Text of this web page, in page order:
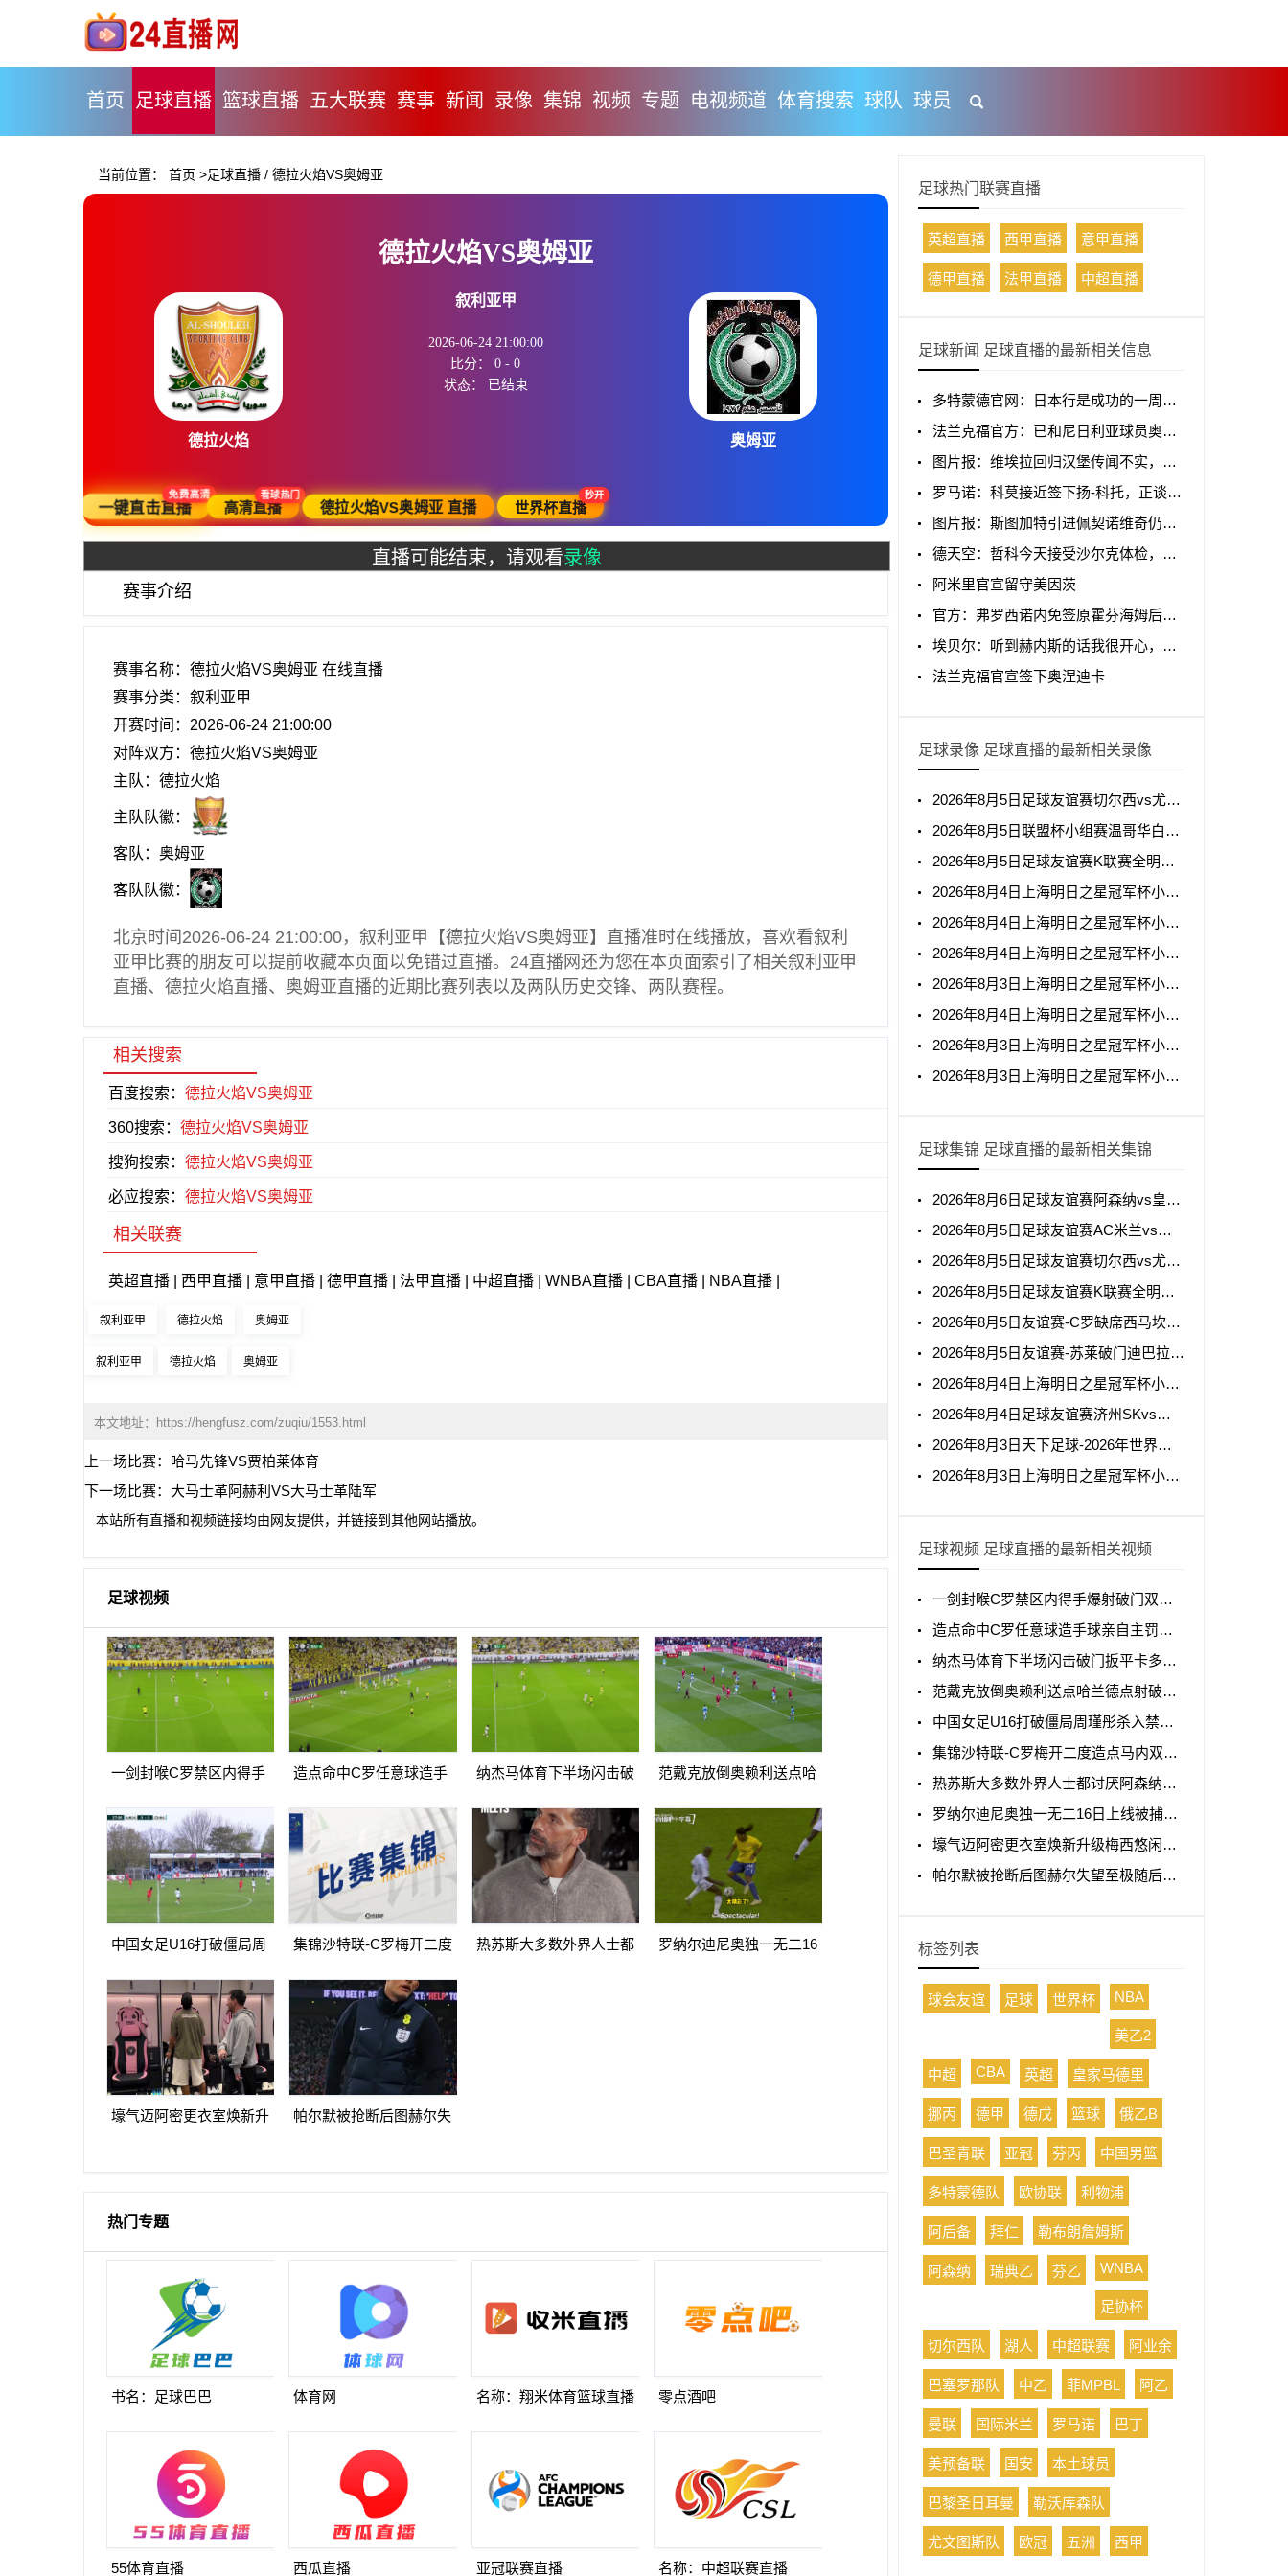
首页 足球直播 篮球直播 五大联赛 赛事 新闻 录像 集锦 视频 专题 电视频道 体育搜索 球队 球员
当前位置：首页 >足球直播 /德拉火焰VS奥姆亚
德拉火焰VS奥姆亚
德拉火焰
叙利亚甲
2026-06-24 21:00:00
比分：0 -0
状态： 已结束
奥姆亚
一键直击直播
免费高清
高清直播
看球热门
德拉火焰VS奥姆亚 直播 世界杯直播
秒开
直播可能结束，请观看录像
赛事介绍
赛事名称：德拉火焰VS奥姆亚 在线直播
赛事分类： 叙利亚甲
开赛时间：2026-06-24 21:00:00
对阵双方：德拉火焰VS奥姆亚
主队：德拉火焰
主队队徽：
客队：奥姆亚
客队队徽：
北京时间2026-06-24 21:00:00， 叙利亚甲 【德拉火焰VS奥姆亚】直播准时在线播放，喜欢看叙利
亚甲 比赛的朋友可以提前收藏本页面以免错过直播。24直播网还为您在本页面索引了相关叙利亚甲
直播、德拉火焰直播、奥姆亚直播的近期比赛列表以及两队历史交锋、两队赛程。
相关搜索
百度搜索： 德拉火焰VS奥姆亚
360搜索： 德拉火焰VS奥姆亚
搜狗搜索： 德拉火焰VS奥姆亚
必应搜索： 德拉火焰VS奥姆亚
相关联赛
英超直播 西甲直播 意甲直播 德甲直播 法甲直播 中超直播 WNBA直播 CBA直播 NBA直播
叙利亚甲 德拉火焰 奥姆亚
叙利亚甲 德拉火焰 奥姆亚
本文地址： https://hengfusz.com/zuqiu/1553.html
上一场比赛： 哈马先锋VS贾柏莱体育
下一场比赛： 大马士革阿赫利VS大马士革陆军
本站所有直播和视频链接均由网友提供，并链接到其他网站播放。
足球视频
一剑封喉C罗禁区内得手
967球
造点命中C罗任意球造手
球
纳杰马体育下半场闪击破
得手
范戴克放倒奥赖利送点哈
中国女足U16打破僵局周
远角破门
集锦沙特联-C罗梅开二度
马体育
热苏斯大多数外界人士都
罗纳尔迪尼奥独一无二16
壕气迈阿密更衣室焕新升
帕尔默被抢断后图赫尔失
破门
热门专题
书名：足球巴巴 体育网 名称：翔米体育篮球直播 零点酒吧
55体育直播 西瓜直播 亚冠联赛直播 名称：中超联赛直播
足球热门联赛直播
英超直播 西甲直播 意甲直播
德甲直播 法甲直播 中超直播
足球新闻 足球直播的最新相关信息
多特蒙德官网：日本行是成功的一周，以胜利收官
法兰克福官方：已和尼日利亚球员奥涅迪卡签约至2031年
图片报：维埃拉回归汉堡传闻不实，阿森纳要价高1000万欧
罗马诺：科莫接近签下扬-科托，正谈买断条款
图片报：斯图加特引进佩契诺维奇仍在拖延，狼堡要价2500万欧
德天空：哲科今天接受沙尔克体检，随后将签下一份1年合同
阿米里官宣留守美因茨
官方：弗罗西诺内免签原霍芬海姆后卫阿克波古马
埃贝尔：听到赫内斯的话我很开心，续约最终将由监事会决定
法兰克福官宣签下奥涅迪卡
足球录像 足球直播的最新相关录像
2026年8月5日足球友谊赛切尔西vs尤文图斯全场录像回放
2026年8月5日联盟杯小组赛温哥华白浪vs亚特兰特全场录像回放
2026年8月5日足球友谊赛K联赛全明星vs曼城全场录像回放
2026年8月4日上海明日之星冠军杯小组赛阿森纳U17vs拜耳04勒沃库森U17全场录像回放
2026年8月4日上海明日之星冠军杯小组赛托特纳姆热刺U17vs上海U17全场录像回放
2026年8月4日上海明日之星冠军杯小组赛葡萄牙体育U17vs河床U17全场录像回放
2026年8月3日上海明日之星冠军杯小组赛中国男足U17vs阿森纳U17全场录像回放
2026年8月4日上海明日之星冠军杯小组赛毕尔巴鄂竞技U17vs中国男足U17全场录像回放
2026年8月3日上海明日之星冠军杯小组赛上海U17vs葡萄牙体育U17全场录像回放
2026年8月3日上海明日之星冠军杯小组赛托特纳姆热刺U17vs河床U17全场录像回放
足球集锦 足球直播的最新相关集锦
2026年8月6日足球友谊赛阿森纳vs皇家贝蒂斯全场集锦
2026年8月5日足球友谊赛AC米兰vs国际米兰全场集锦
2026年8月5日足球友谊赛切尔西vs尤文图斯全场集锦
2026年8月5日足球友谊赛K联赛全明星vs曼城全场集锦
2026年8月5日友谊赛-C罗缺席西马坎送点胜利0-2不敌阿尔梅里亚
2026年8月5日友谊赛-苏莱破门迪巴拉助攻罗马4-1纽波特郡
2026年8月4日上海明日之星冠军杯小组赛A组毕尔巴鄂竞技U17vs中国男足U17全场集锦
2026年8月4日足球友谊赛济州SKvs拜仁慕尼黑全场集锦
2026年8月3日天下足球-2026年世界杯50大名场面
2026年8月3日上海明日之星冠军杯小组赛A组中国男足U17vs阿森纳U17全场集锦
足球视频 足球直播的最新相关视频
一剑封喉C罗禁区内得手爆射破门双响打进生涯第967球
造点命中C罗任意球造手球亲自主罚命中生涯第966球
纳杰马体育下半场闪击破门扳平卡多索禁区内打门得手
范戴克放倒奥赖利送点哈兰德点射破门曼城1-0利物浦
中国女足U16打破僵局周瑾彤杀入禁区小角度抽射远角破门
集锦沙特联-C罗梅开二度造点马内双响 胜利5-2纳杰马体育
热苏斯大多数外界人士都讨厌阿森纳我不明白为什么
罗纳尔迪尼奥独一无二16日上线被捕入狱人生最糟糕时刻
壕气迈阿密更衣室焕新升级梅西悠闲品马黛茶
帕尔默被抢断后图赫尔失望至极随后日本队5脚传递破门
标签列表
球会友谊 足球 世界杯 NBA
美乙2
中超 CBA 英超 皇家马德里
挪丙 德甲 德戊 篮球 俄乙B
巴圣青联 亚冠 芬丙 中国男篮
多特蒙德队 欧协联 利物浦
阿后备 拜仁 勒布朗詹姆斯
阿森纳 瑞典乙 芬乙 WNBA
足协杯
切尔西队 湖人 中超联赛 阿业余
巴塞罗那队 中乙 菲MPBL 阿乙
曼联 国际米兰 罗马诺 巴丁
美预备联 国安 本土球员
巴黎圣日耳曼 勒沃库森队
尤文图斯队 欧冠 五洲 西甲